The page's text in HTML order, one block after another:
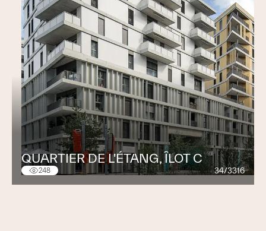
QUARTIER DE L'ÉTANG, ÎLOT C
248 34/3316